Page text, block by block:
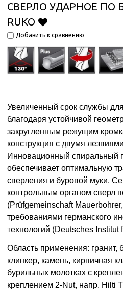
СВЕРЛО УДАРНОЕ ПО
RUKO
Добавить к сравнению
Увеличенный срок службы
благодаря устойчивой
закругленным режущим
конструкция с двумя
Инновационный спиральный
обеспечивает оптимальную
сверления и буровой муки.
контрольным органом сверл
(Prüfgemeinschaft
требованиями германского
технологий (Deutsches Institut
Область применения: гранит,
клинкер, камень, кирпичная
бурильных молотках с
креплением 2-Nut, напр. Hilti T